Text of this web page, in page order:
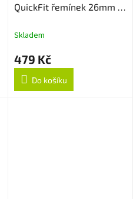
QuickFit řemínek 26mm -
Skladem
479 Kč
Do košíku